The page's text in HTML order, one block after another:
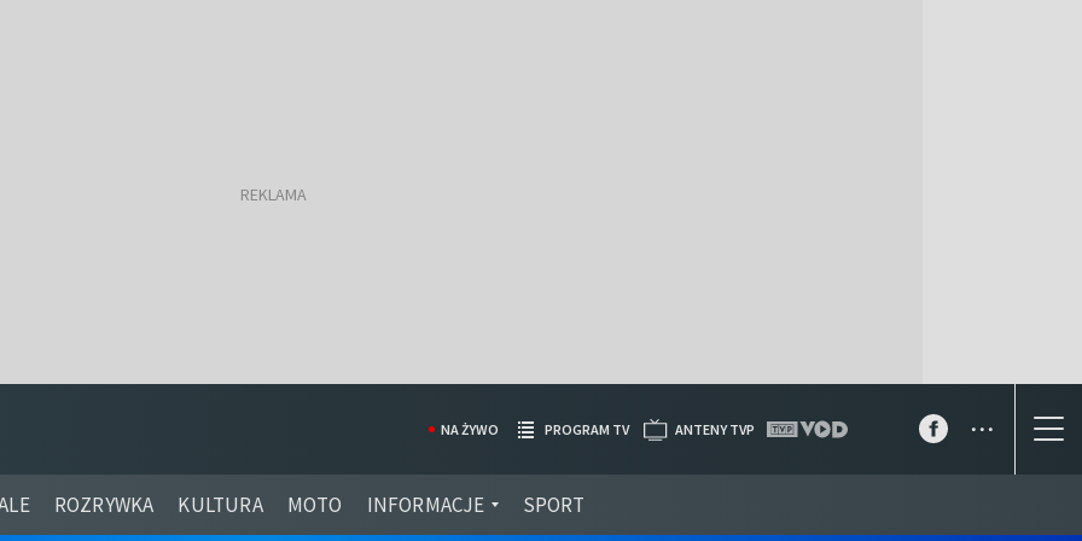
ROZRYWKA KULTURA MOTO INFORMACJE SPORT
NA ŻYWO PROGRAM TV ANTENY TVP ...